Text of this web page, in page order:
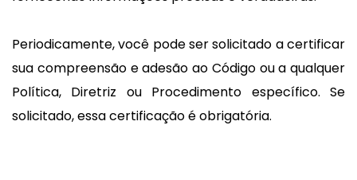
Periodicamente, você pode ser solicitado a certificar
sua compreensão e adesão ao Código ou a qualquer
Política, Diretriz ou Procedimento específico. Se
solicitado, essa certificação é obrigatória.